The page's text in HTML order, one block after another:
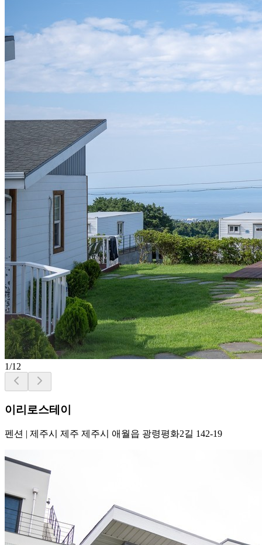
1/12
이리로스테이
펜션 | 제주시 제주 제주시 애월읍 광령평화2길 142-19